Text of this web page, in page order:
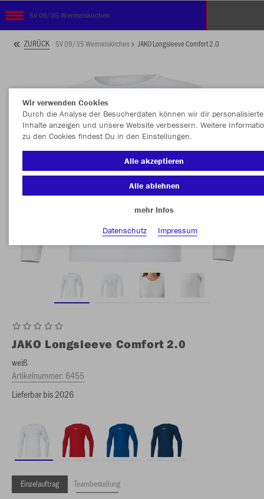
SV 09/35 Wermelskirchen
ZURÜCK SV 09/35 Wermelskirchen JAKO Longsleeve Comfort 2.0
JAKO Longsleeve Comfort 2.0
weiß
Artikelnummer: 6455
Lieferbar bis 2026
Einzelauftrag Teambestellung
Wir verwenden Cookies
Durch die Analyse der Besucherdaten können wir dir personalisierte
Inhalte anzeigen und unsere Website verbessern. Weitere
zu den Cookies findest Du in den Einstellungen.
Alle akzeptieren
Alle ablehnen
mehr Infos
Datenschutz
Impressum